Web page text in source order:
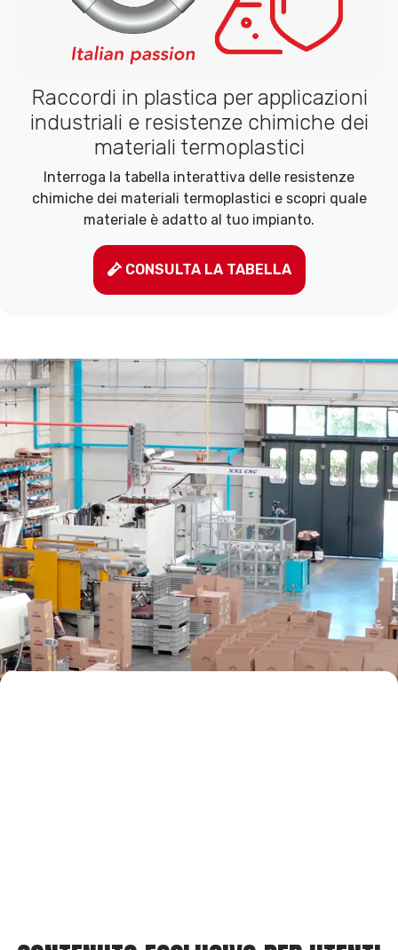
Raccordi in plastica per applicazioni
industriali e resistenze chimiche dei
materiali termoplastici
Interroga la tabella interattiva delle resistenze
chimiche dei materiali termoplastici e scopri quale
materiale è adatto al tuo impianto.
CONSULTA LA TABELLA